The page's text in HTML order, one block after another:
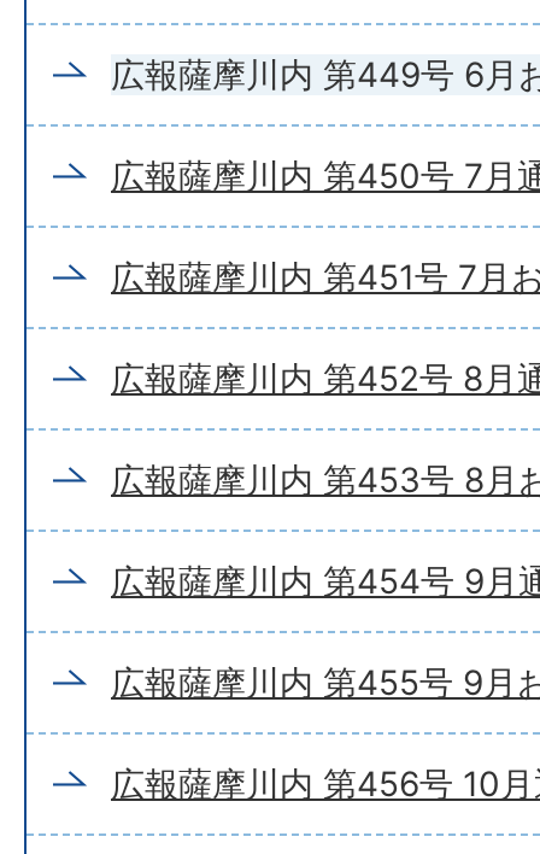
広報薩摩川内 第449号 6月
広報薩摩川内 第450号 7月
広報薩摩川内 第451号 7月
広報薩摩川内 第452号 8月
広報薩摩川内 第453号 8月
広報薩摩川内 第454号 9月
広報薩摩川内 第455号 9月
広報薩摩川内 第456号 10